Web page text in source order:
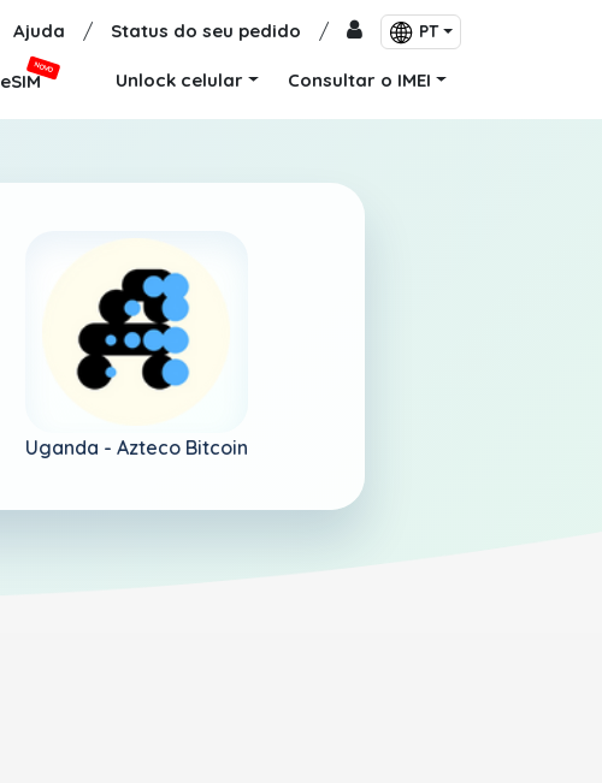
Ajuda / Status do seu pedido / PT
eSIM
NOVO
Unlock celular Consultar o IMEI
Uganda - Azteco Bitcoin